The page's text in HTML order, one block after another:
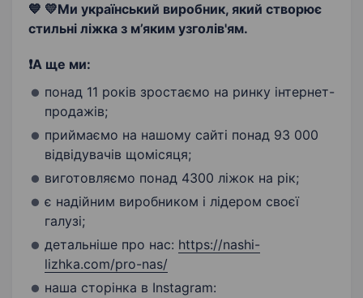
💙 💛Ми український виробник, який створює
стильні ліжка з м’яким узголів'ям.
❗️А ще ми:
понад 11 років зростаємо на ринку інтернет-
продажів;
приймаємо на нашому сайті понад 93 000
відвідувачів щомісяця;
виготовляємо понад 4300 ліжок на рік;
є надійним виробником і лідером своєї
галузі;
детальніше про нас: https://nashi-
lizhka.com/pro-nas/
наша сторінка в Instagram: